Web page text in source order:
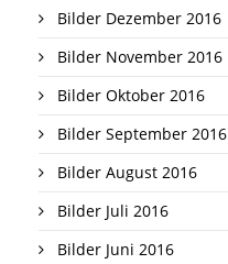
Bilder Dezember 2016
Bilder November 2016
Bilder Oktober 2016
Bilder September 2016
Bilder August 2016
Bilder Juli 2016
Bilder Juni 2016